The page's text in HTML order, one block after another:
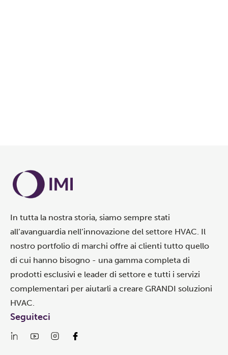
In tutta la nostra storia, siamo sempre stati
all’avanguardia nell’innovazione del settore HVAC. Il
nostro portfolio di marchi offre ai clienti tutto quello
di cui hanno bisogno - una gamma completa di
prodotti esclusivi e leader di settore e tutti i servizi
complementari per aiutarli a creare GRANDI soluzioni
HVAC.
Seguiteci